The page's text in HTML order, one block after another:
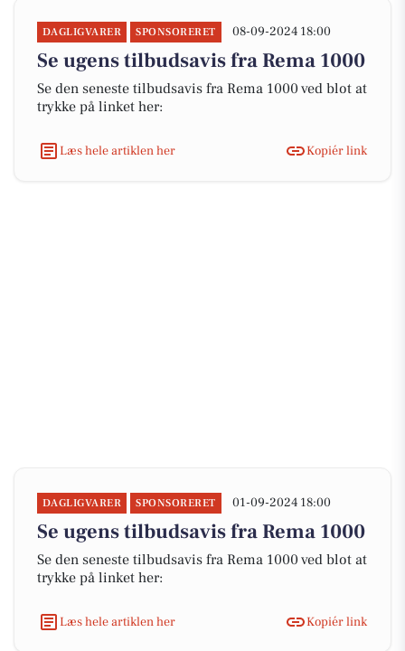
DAGLIGVARER SPONSORERET 08-09-2024 18:00
Se ugens tilbudsavis fra Rema 1000
Se den seneste tilbudsavis fra Rema 1000 ved blot at
trykke på linket her:
Læs hele artiklen her Kopiér link
DAGLIGVARER SPONSORERET 01-09-2024 18:00
Se ugens tilbudsavis fra Rema 1000
Se den seneste tilbudsavis fra Rema 1000 ved blot at
trykke på linket her:
Læs hele artiklen her Kopiér link